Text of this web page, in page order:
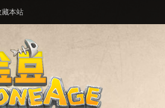
藏本站